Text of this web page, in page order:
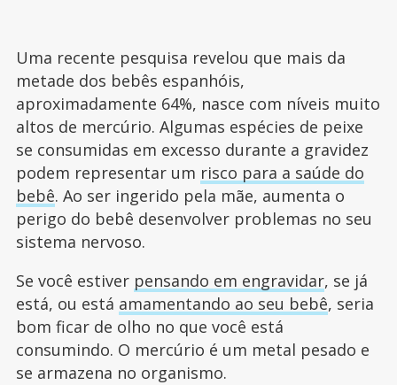
Uma recente pesquisa revelou que mais da
metade dos bebês espanhóis,
aproximadamente 64%, nasce com níveis muito
altos de mercúrio. Algumas espécies de peixe
se consumidas em excesso durante a gravidez
podem representar um risco para a saúde do
bebê. Ao ser ingerido pela mãe, aumenta o
perigo do bebê desenvolver problemas no seu
sistema nervoso.
Se você estiver pensando em engravidar, se já
está, ou está amamentando ao seu bebê, seria
bom ficar de olho no que você está
consumindo. O mercúrio é um metal pesado e
se armazena no organismo.